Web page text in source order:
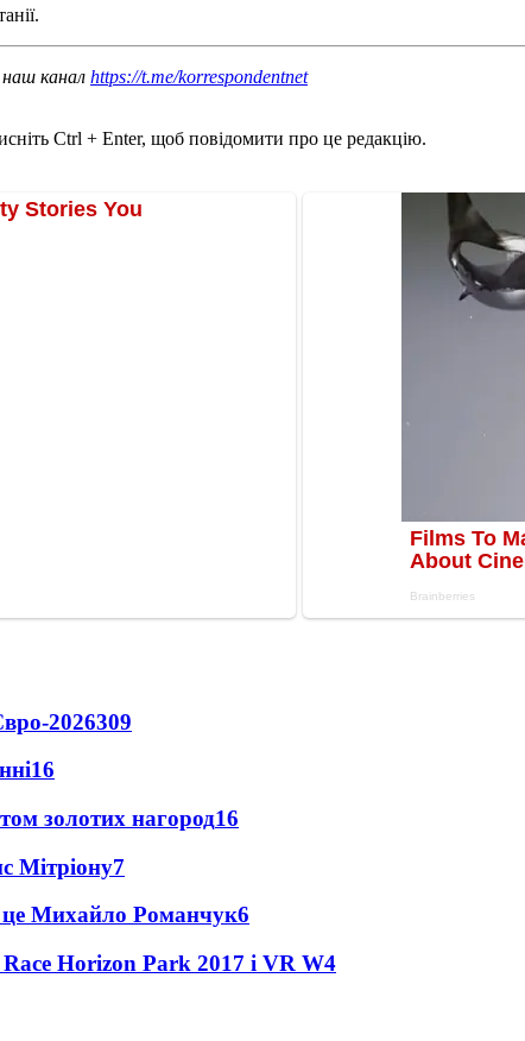
наш канал https://t.me/korrespondentnet
Ctrl + Enter, щоб повідомити про це редакцію.
2026309
16
золотих нагород16
Мітріону7
це Михайло Романчук6
Race Horizon Park 2017 і VR W4